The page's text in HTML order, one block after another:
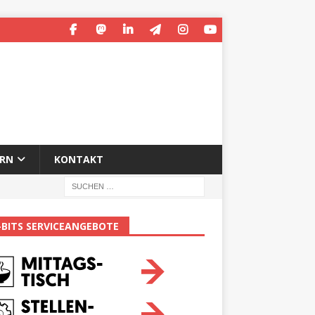
KONTAKT
SERVICEANGEBOTE